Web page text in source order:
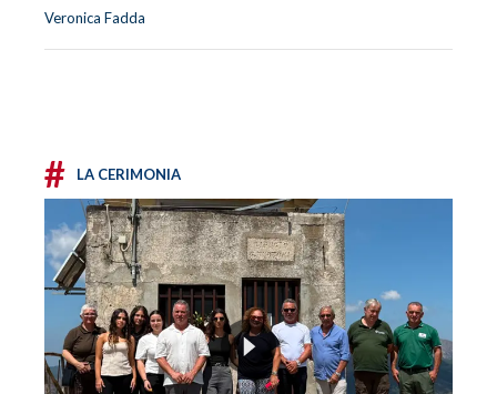
Veronica Fadda
# LA CERIMONIA